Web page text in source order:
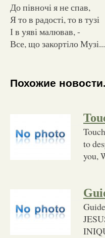
До півночі я не спав,
Я то в радості, то в тузі
І в уяві малював, -
Все, що закортіло Музі...
Похожие новости.
to
you,